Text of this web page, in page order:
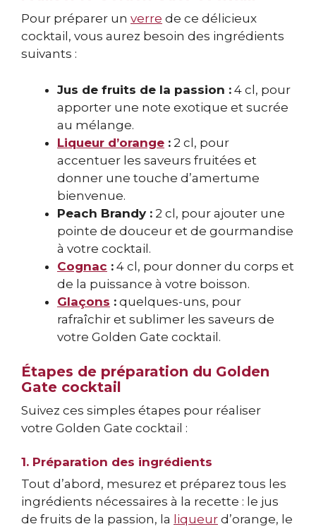
Pour préparer un verre de ce délicieux
cocktail, vous aurez besoin des ingrédients
suivants :
Jus de fruits de la passion : 4 cl, pour
apporter une note exotique et sucrée
au mélange.
Liqueur d’orange : 2 cl, pour
accentuer les saveurs fruitées et
donner une touche d’amertume
bienvenue.
Peach Brandy : 2 cl, pour ajouter une
pointe de douceur et de gourmandise
à votre cocktail.
Cognac : 4 cl, pour donner du corps et
de la puissance à votre boisson.
Glaçons : quelques-uns, pour
rafraîchir et sublimer les saveurs de
votre Golden Gate cocktail.
Étapes de préparation du Golden
Gate cocktail
Suivez ces simples étapes pour réaliser
votre Golden Gate cocktail :
1. Préparation des ingrédients
Tout d’abord, mesurez et préparez tous les
ingrédients nécessaires à la recette : le jus
de fruits de la passion, la liqueur d’orange, le